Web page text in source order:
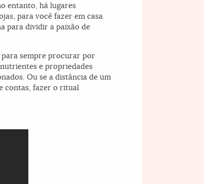
entanto, há lugares
para você fazer em casa.
para dividir a paixão de
para sempre procurar por
nutrientes e propriedades
Ou se a distância de um
contas, fazer o ritual